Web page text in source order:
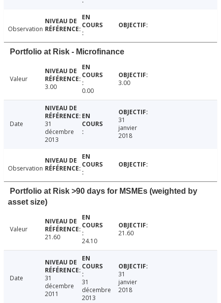
Observation
Portfolio at Risk - Microfinance
Valeur
3.00
0.00
3.00
Date
31
décembre
2013
31
janvier
2018
Observation
Portfolio at Risk >90 days for MSMEs (weighted by
asset size)
Valeur
21.60
24.10
21.60
Date
31
décembre
2011
31
décembre
2013
31
janvier
2018